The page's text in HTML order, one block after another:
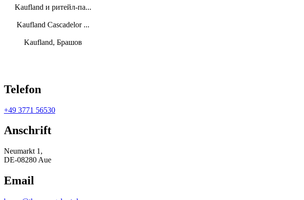
Kaufland и ритейл-па...
Kaufland Cascadelor ...
Kaufland, Брашов
Telefon
+49 3771 56530
Anschrift
Neumarkt 1,
DE-08280 Aue
Email